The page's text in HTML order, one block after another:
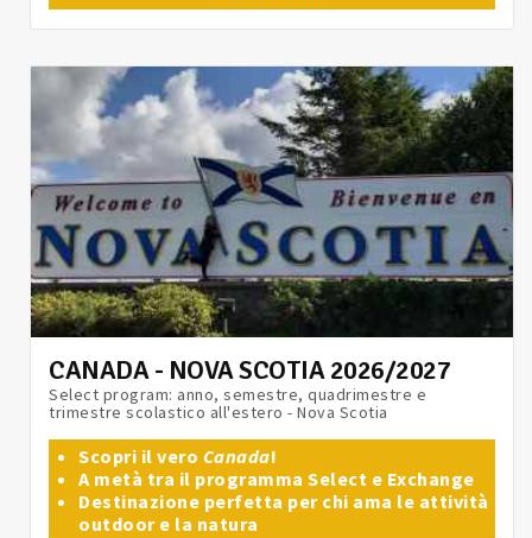
CANADA - NOVA SCOTIA 2026/2027
Select program: anno, semestre, quadrimestre e
trimestre scolastico all'estero - Nova Scotia
Scopri il vero Canada!
A metà tra il programma Select e Exchange
Destinazione perfetta per chi ama le attività
outdoor e la natura